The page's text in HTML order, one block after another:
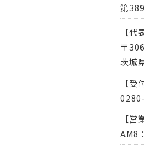
第
【代
〒
茨城
【受
【営
AM8